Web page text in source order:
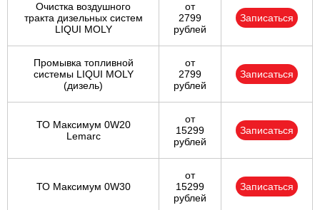
Очистка воздушного
тракта дизельных систем
LIQUI MOLY
от
2799
рублей
Записаться
Промывка топливной
системы LIQUI MOLY
(дизель)
от
2799
рублей
Записаться
ТО Максимум 0W20
Lemarc
от
15299
рублей
Записаться
ТО Максимум 0W30
от
15299
рублей
Записаться